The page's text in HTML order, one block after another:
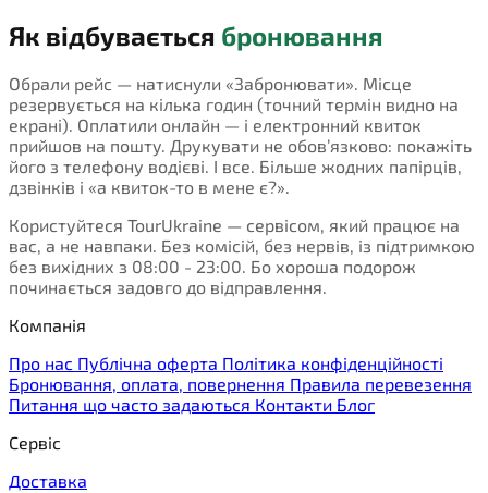
Як відбувається бронювання
Обрали рейс — натиснули «Забронювати». Місце
резервується на кілька годин (точний термін видно на
екрані). Оплатили онлайн — і електронний квиток
прийшов на пошту. Друкувати не обов’язково: покажіть
його з телефону водієві. І все. Більше жодних папірців,
дзвінків і «а квиток-то в мене є?».
Користуйтеся TourUkraine — сервісом, який працює на
вас, а не навпаки. Без комісій, без нервів, із підтримкою
без вихідних з 08:00 - 23:00. Бо хороша подорож
починається задовго до відправлення.
Компанія
Про нас Публічна оферта Політика конфіденційності
Бронювання, оплата, повернення Правила перевезення
Питання що часто задаються Контакти Блог
Сервіс
Доставка